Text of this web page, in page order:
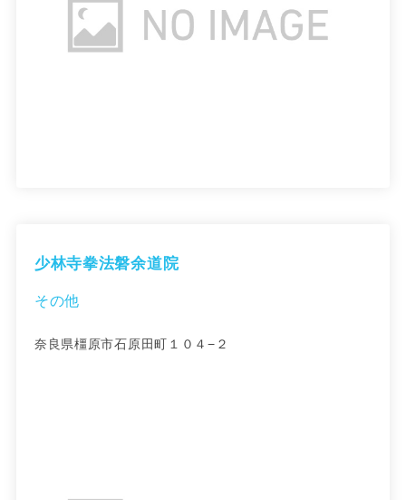
少林寺拳法磐余道院
その他
奈良県橿原市石原田町１０４−２